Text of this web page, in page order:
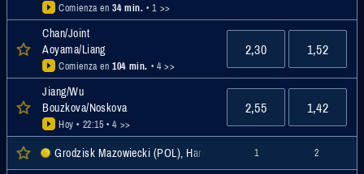
Comienza en 34 min. • 1 >>
Chan/Joint
Aoyama/Liang
Comienza en 104 min. • 4 >>
2,30 1,52
Jiang/Wu
Bouzkova/Noskova
Hoy • 22:15 • 4 >>
2,55 1,42
Grodzisk Mazowiecki (POL), Hardcourt, Challenger
1 2